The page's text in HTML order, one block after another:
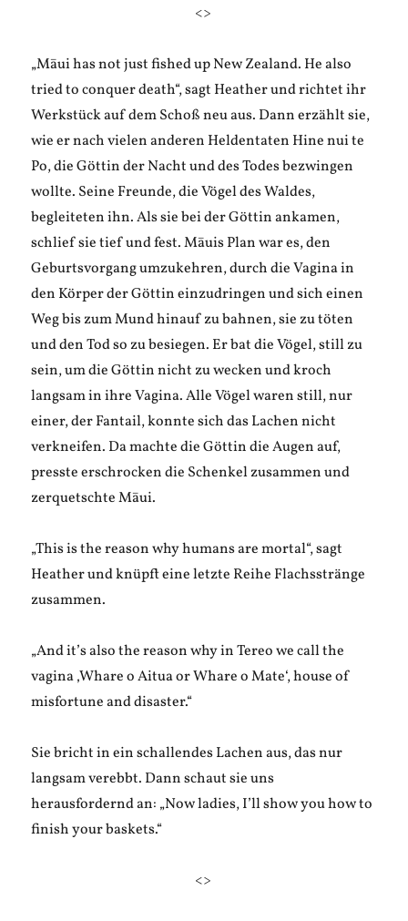
<>
„Māui has not just fished up New Zealand. He also
tried to conquer death“, sagt Heather und richtet ihr
Werkstück auf dem Schoß neu aus. Dann erzählt sie,
wie er nach vielen anderen Heldentaten Hine nui te
Po, die Göttin der Nacht und des Todes bezwingen
wollte. Seine Freunde, die Vögel des Waldes,
begleiteten ihn. Als sie bei der Göttin ankamen,
schlief sie tief und fest. Māuis Plan war es, den
Geburtsvorgang umzukehren, durch die Vagina in
den Körper der Göttin einzudringen und sich einen
Weg bis zum Mund hinauf zu bahnen, sie zu töten
und den Tod so zu besiegen. Er bat die Vögel, still zu
sein, um die Göttin nicht zu wecken und kroch
langsam in ihre Vagina. Alle Vögel waren still, nur
einer, der Fantail, konnte sich das Lachen nicht
verkneifen. Da machte die Göttin die Augen auf,
presste erschrocken die Schenkel zusammen und
zerquetschte Māui.
„This is the reason why humans are mortal“, sagt
Heather und knüpft eine letzte Reihe Flachsstränge
zusammen.
„And it’s also the reason why in Tereo we call the
vagina ‚Whare o Aitua or Whare o Mate‘, house of
misfortune and disaster.“
Sie bricht in ein schallendes Lachen aus, das nur
langsam verebbt. Dann schaut sie uns
herausfordernd an: „Now ladies, I’ll show you how to
finish your baskets.“
<>